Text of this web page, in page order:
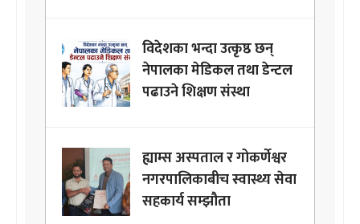
विदेशका भन्दा उत्कृष्ठ छन्
नेपालका मेडिकल तथा डेन्टल
पढाउने शिक्षण संस्था
ह्याम्स अस्पताल र गोकर्णेश्वर
नगरपालिकाबीच स्वास्थ्य सेवा
सहकार्य सम्झौता